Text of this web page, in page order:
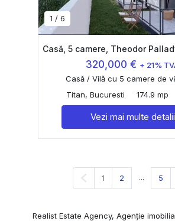
1 / 6
Casă, 5 camere, Theodor
320,000 € + 21%
Casă / Vilă cu 5 camere de
Titan, Bucuresti
174.9 mp
Vezi mai multe detalii
Pagina anterioară
1 2 ... 5
Realist Estate Agency, Agenție